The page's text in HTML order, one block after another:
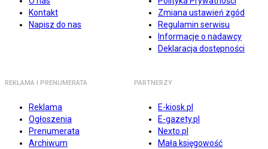
Kontakt
Napisz do nas
Zmiana ustawień zgód
Regulamin serwisu
Informacje o nadawcy
Deklaracja dostępności
REKLAMA I PRENUMERATA
Reklama
Ogłoszenia
Prenumerata
Archiwum
PARTNERZY
E-kiosk.pl
E-gazety.pl
Nexto.pl
Mała księgowość